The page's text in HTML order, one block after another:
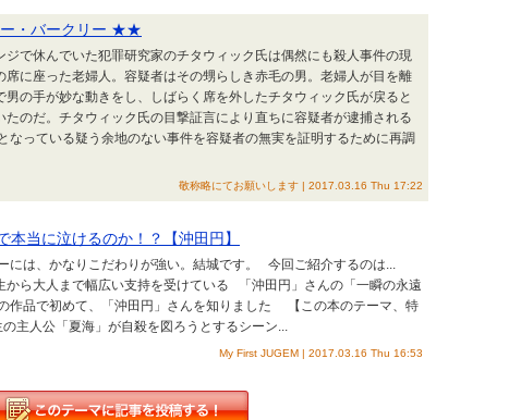
ー・バークリー ★★
で休んでいた犯罪研究家のチタウィック氏は偶然にも殺人事件の現
席に座った老婦人。容疑者はその甥らしき赤毛の男。老婦人が目を離
男の手が妙な動きをし、しばらく席を外したチタウィック氏が戻ると
のだ。チタウィック氏の目撃証言により直ちに容疑者が逮捕される
ている疑う余地のない事件を容疑者の無実を証明するために再調
敬称略にてお願いします | 2017.03.16 Thu 17:22
本当に泣けるのか！？【沖田円】
は、かなりこだわりが強い。結城です。 今回ご紹介するのは...
から大人まで幅広い支持を受けている 「沖田円」さんの「一瞬の永遠
品で初めて、「沖田円」さんを知りました 【この本のテーマ、特
主人公「夏海」が自殺を図ろうとするシーン...
My First JUGEM | 2017.03.16 Thu 16:53